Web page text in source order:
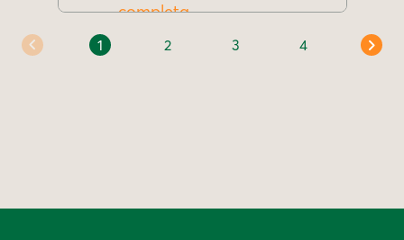
completa
1 2 3 4